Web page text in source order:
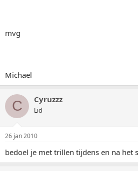
mvg
Michael
C Cyruzzz
Lid
26 jan 2010
bedoel je met trillen tijdens en na het